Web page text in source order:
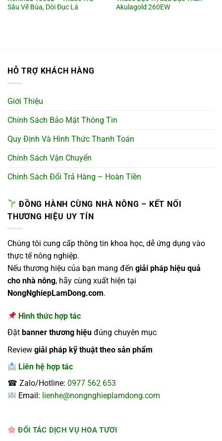
Sâu Vẽ Bùa, Dòi Đục Lá
Akulagold 260EW
HỖ TRỢ KHÁCH HÀNG
Giới Thiệu
Chính Sách Bảo Mật Thông Tin
Quy Định Và Hình Thức Thanh Toán
Chính Sách Vận Chuyển
Chính Sách Đổi Trả Hàng – Hoàn Tiền
ĐỒNG HÀNH CÙNG NHÀ NÔNG – KẾT NỐI
THƯƠNG HIỆU UY TÍN
Chúng tôi cung cấp thông tin khoa học, dễ ứng dụng vào
thực tế nông nghiệp.
Nếu thương hiệu của bạn mang đến giải pháp hiệu quả
cho nhà nông, hãy cùng xuất hiện tại
NongNghiepLamDong.com.
Hình thức hợp tác
Đặt banner thương hiệu đúng chuyên mục
Review giải pháp kỹ thuật theo sản phẩm
Liên hệ hợp tác
☎ Zalo/Hotline: 0977 562 653
Email: lienhe@nongnghieplamdong.com
ĐỐI TÁC DỊCH VỤ HOA TƯƠI